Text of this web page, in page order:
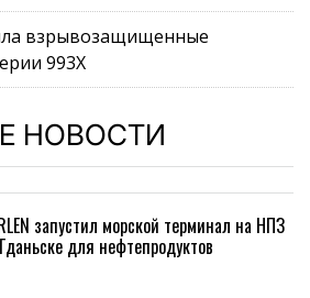
взрывозащищенные
993X
НОВОСТИ
запустил морской терминал на НПЗ
для нефтепродуктов